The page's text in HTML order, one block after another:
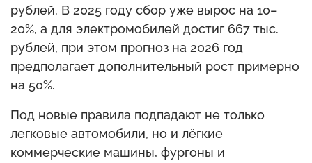
рублей. В 2025 году сбор уже вырос на 10–
20%, а для электромобилей достиг 667 тыс.
рублей, при этом прогноз на 2026 год
предполагает дополнительный рост примерно
на 50%.
Под новые правила подпадают не только
легковые автомобили, но и лёгкие
коммерческие машины, фургоны и